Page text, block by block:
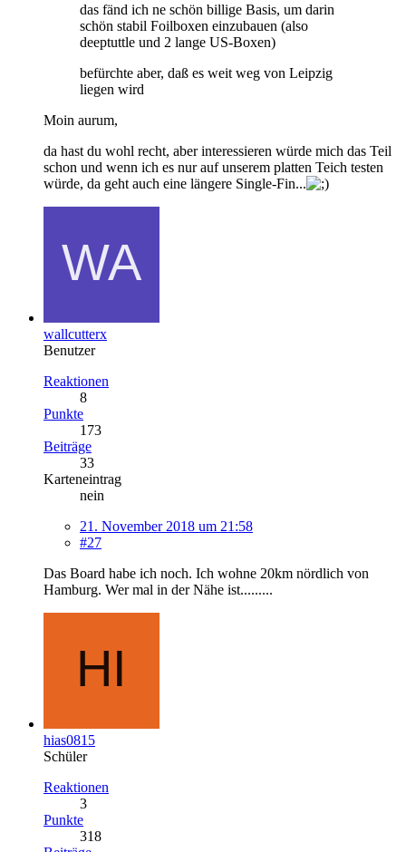
das fänd ich ne schön billige Basis, um darin
schön stabil Foilboxen einzubauen (also
deeptuttle und 2 lange US-Boxen)
befürchte aber, daß es weit weg von Leipzig
liegen wird
Moin aurum,
da hast du wohl recht, aber interessieren würde mich das Teil
schon und wenn ich es nur auf unserem platten Teich testen
würde, da geht auch eine längere Single-Fin...
wallcutterx
Benutzer
Reaktionen
8
Punkte
173
Beiträge
33
Karteneintrag
nein
21. November 2018 um 21:58
#27
Das Board habe ich noch. Ich wohne 20km nördlich von
Hamburg. Wer mal in der Nähe ist.........
hias0815
Schüler
Reaktionen
3
Punkte
318